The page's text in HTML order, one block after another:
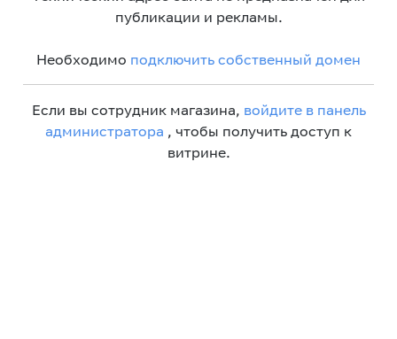
публикации и рекламы.
Необходимо подключить собственный домен
Если вы сотрудник магазина, войдите в панель
администратора , чтобы получить доступ к
витрине.